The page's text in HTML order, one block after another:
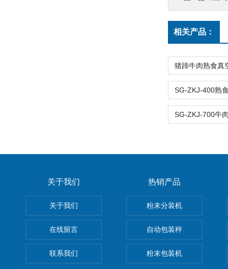
相关产品：
关于我们
关于我们
在线留言
联系我们
热销产品
粉末分装机
自动包装秤
粉末包装机